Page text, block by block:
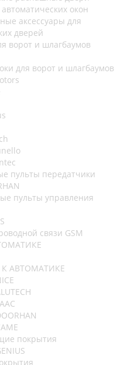
окон
аксессуары для
дверей
ворот и шлагбаумов
для ворот и шлагбаумов
пульты передатчики
пульты управления
связи GSM
АВТОМАТИКЕ
покрытия